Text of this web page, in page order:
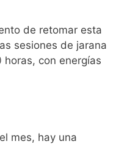
de retomar esta
sesiones de jarana
con energías
mes, hay una